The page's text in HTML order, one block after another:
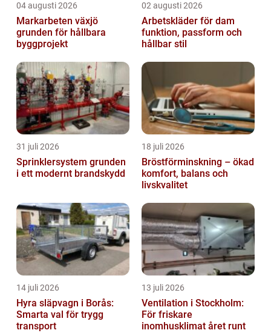
04 augusti 2026
Markarbeten växjö
grunden för hållbara
byggprojekt
02 augusti 2026
Arbetskläder för dam
funktion, passform och
hållbar stil
31 juli 2026
Sprinklersystem grunden
i ett modernt brandskydd
18 juli 2026
Bröstförminskning – ökad
komfort, balans och
livskvalitet
14 juli 2026
Hyra släpvagn i Borås:
Smarta val för trygg
transport
13 juli 2026
Ventilation i Stockholm:
För friskare
inomhusklimat året runt